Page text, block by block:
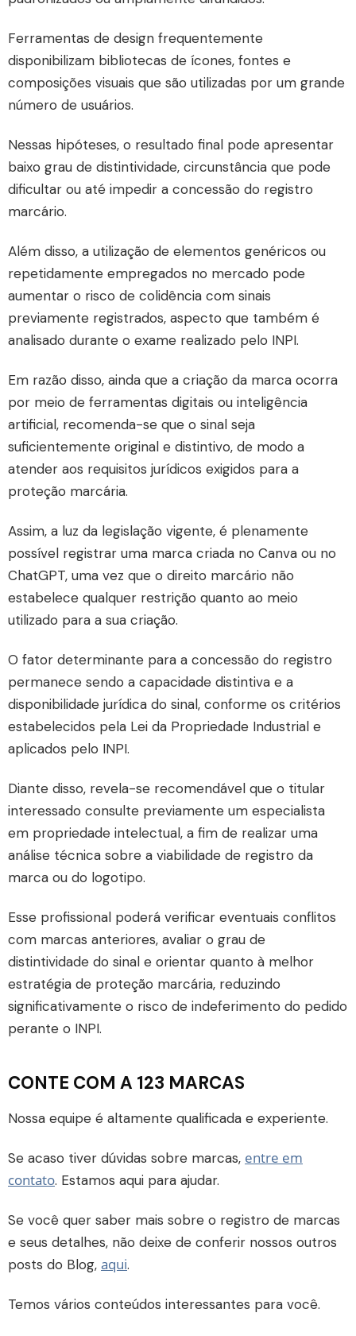
Ferramentas de design frequentemente
disponibilizam bibliotecas de ícones, fontes e
composições visuais que são utilizadas por um grande
número de usuários.
Nessas hipóteses, o resultado final pode apresentar
baixo grau de distintividade, circunstância que pode
dificultar ou até impedir a concessão do registro
marcário.
Além disso, a utilização de elementos genéricos ou
repetidamente empregados no mercado pode
aumentar o risco de colidência com sinais
previamente registrados, aspecto que também é
analisado durante o exame realizado pelo INPI.
Em razão disso, ainda que a criação da marca ocorra
por meio de ferramentas digitais ou inteligência
artificial, recomenda-se que o sinal seja
suficientemente original e distintivo, de modo a
atender aos requisitos jurídicos exigidos para a
proteção marcária.
Assim, a luz da legislação vigente, é plenamente
possível registrar uma marca criada no Canva ou no
ChatGPT, uma vez que o direito marcário não
estabelece qualquer restrição quanto ao meio
utilizado para a sua criação.
O fator determinante para a concessão do registro
permanece sendo a capacidade distintiva e a
disponibilidade jurídica do sinal, conforme os critérios
estabelecidos pela Lei da Propriedade Industrial e
aplicados pelo INPI.
Diante disso, revela-se recomendável que o titular
interessado consulte previamente um especialista
em propriedade intelectual, a fim de realizar uma
análise técnica sobre a viabilidade de registro da
marca ou do logotipo.
Esse profissional poderá verificar eventuais conflitos
com marcas anteriores, avaliar o grau de
distintividade do sinal e orientar quanto à melhor
estratégia de proteção marcária, reduzindo
significativamente o risco de indeferimento do pedido
perante o INPI.
CONTE COM A 123 MARCAS
Nossa equipe é altamente qualificada e experiente.
Se acaso tiver dúvidas sobre marcas, entre em
contato. Estamos aqui para ajudar.
Se você quer saber mais sobre o registro de marcas
e seus detalhes, não deixe de conferir nossos outros
posts do Blog, aqui.
Temos vários conteúdos interessantes para você.